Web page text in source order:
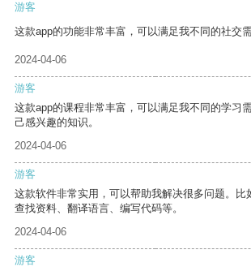
游客
这款app的功能非常丰富，可以满足我不同的社交需
2024-04-06
游客
这款app的课程非常丰富，可以满足我不同的学习
己感兴趣的知识。
2024-04-06
游客
这款软件非常实用，可以帮助我解决很多问题。比
查找资料、翻译语言、编写代码等。
2024-04-06
游客